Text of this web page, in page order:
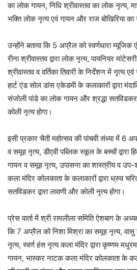
का लोक गायन, निधि श्रीवास्तव का लोक नृत्य,
भक्ति लोक नृत्य एवं गायन और राज बोखिरिया का
उन्होंने बताया कि 5 अप्रैल को स्वर्णधारा म्यूजिक
रीना श्रीवास्तव द्वारा लोक नृत्य, पायनियर
श्रीवास्तव व वर्तिका तिवारी के निर्देशन में नृत्य
हार्ट एंड सोल डांस एकेडमी के कलाकारों द्वारा
संजोली पांडे का लोक गायन और श्रद्धा सतविडकर
कोली नृत्य होगा।
इसी प्रकार चैती महोत्सव की पांचवी संध्या में 6
व समूह नृत्य, डीएवी पब्लिक स्कूल के बच्चों द्वारा
गायन व समूह नृत्य, उपासना का शास्त्रीय व उप-
कला मंदिर कोलकाता के कलाकारों द्वारा ध्रुव
सतविडकर द्वारा लावणी और कोली नृत्य होगा।
प्रेस वार्ता में श्री रामलीला समिति ऐशबाग के
कि 7 अप्रैल को निशा मिश्रा का समूह नृत्य, वासु
नृत्य, स्वर्ण हंस नृत्य कला मंदिर द्वारा कृष्णम
गायन, भास्कर नाटक कला मंदिर कोलकाता के